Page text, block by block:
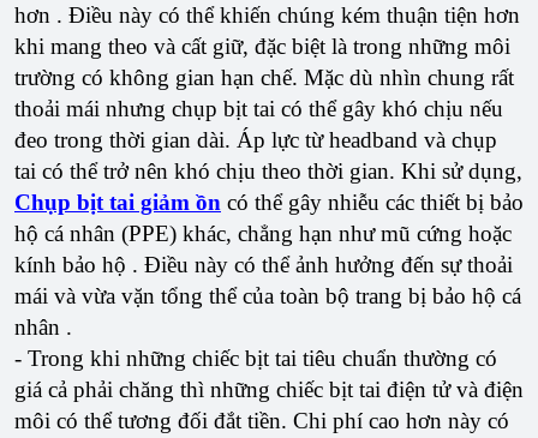
hơn . Điều này có thể khiến chúng kém thuận tiện hơn
khi mang theo và cất giữ, đặc biệt là trong những môi
trường có không gian hạn chế. Mặc dù nhìn chung rất
thoải mái nhưng chụp bịt tai có thể gây khó chịu nếu
đeo trong thời gian dài. Áp lực từ headband và chụp
tai có thể trở nên khó chịu theo thời gian. Khi sử dụng,
Chụp bịt tai giảm ồn có thể gây nhiễu các thiết bị bảo
hộ cá nhân (PPE) khác, chẳng hạn như mũ cứng hoặc
kính bảo hộ . Điều này có thể ảnh hưởng đến sự thoải
mái và vừa vặn tổng thể của toàn bộ trang bị bảo hộ cá
nhân .
- Trong khi những chiếc bịt tai tiêu chuẩn thường có
giá cả phải chăng thì những chiếc bịt tai điện tử và điện
môi có thể tương đối đắt tiền. Chi phí cao hơn này có